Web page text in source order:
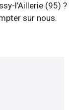
l’Aillerie (95) ?
sur nous.